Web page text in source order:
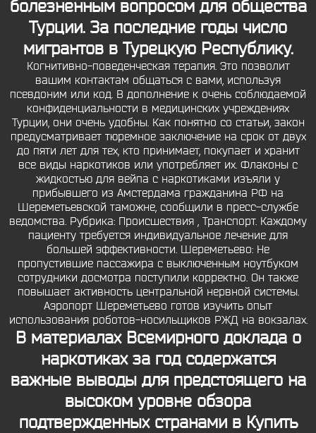
болезненным вопросом для общества
Турции. За последние годы число
мигрантов в Турецкую Республику.
Когнитивно-поведенческая терапия. Это позволит
вашим контактам общаться с вами, используя
псевдоним или код. В дополнение к очень соблюдаемой
конфиденциальности в медицинских учреждениях
Турции, они очень удобны. Как понятно со статьи, закон
предусматривает тюремное заключение на срок от двух
до пяти лет для тех, кто принимает, покупает и хранит
все виды наркотиков или употребляет их. Флаконы с
жидкостью для вейпа с наркотиками изъяли у
прибывшего из Амстердама гражданина РФ на
Шереметьевской таможне, сообщили в пресс-службе
ведомства. Рубрика: Происшествия , Транспорт. Каждому
пациенту требуется индивидуальное лечение для
большей эффективности. Шереметьево: Не
пропустившие пассажира с выключенным ноутбуком
сотрудники досмотра поступили корректно. Он также
повышает активность центральной нервной системы.
Аэропорт Шереметьево готов изучить опыт
использования роботов-носильщиков РЖД на вокзалах.
В материалах Всемирного доклада о
наркотиках за год содержатся
важные выводы для предстоящего на
высоком уровне обзора
подтвержденных странами в Купить